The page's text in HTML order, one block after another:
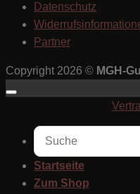
Datenschutz
Partner
Copyright 2026 © MGH-
Startseite
Zum Shop